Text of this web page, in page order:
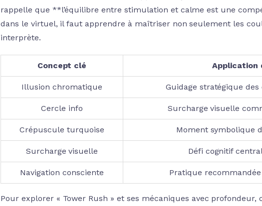
rappelle que **l’équilibre entre stimulation et calme est une
dans le virtuel, il faut apprendre à maîtriser non seulement les
interprète.
Concept clé Application
Illusion chromatique Guidage stratégique
Cercle info Surcharge visuelle
Crépuscule turquoise Moment symbolique
Surcharge visuelle Défi cognitif
Navigation consciente Pratique
Pour explorer « Tower Rush » et ses mécaniques avec